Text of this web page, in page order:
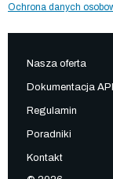
Ochrona danych
Nasza oferta
Dokumentacja API
Regulamin
Poradniki
Kontakt